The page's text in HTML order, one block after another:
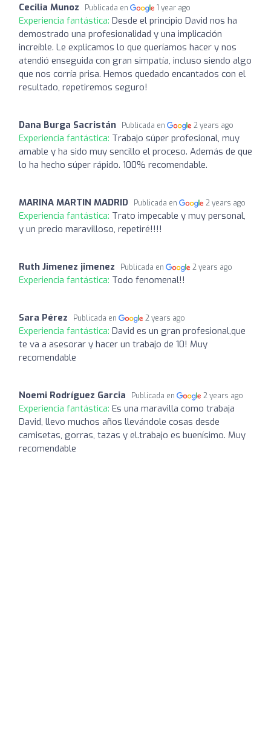
Cecilia Munoz Publicada en 1 year ago
Experiencia fantástica: Desde el principio David nos ha
demostrado una profesionalidad y una implicación
increíble. Le explicamos lo que queríamos hacer y nos
atendió enseguida con gran simpatía, incluso siendo algo
que nos corría prisa. Hemos quedado encantados con el
resultado, repetiremos seguro!
Dana Burga Sacristán Publicada en 2 years ago
Experiencia fantástica: Trabajo súper profesional, muy
amable y ha sido muy sencillo el proceso. Además de que
lo ha hecho súper rápido. 100% recomendable.
MARINA MARTIN MADRID Publicada en 2 years ago
Experiencia fantástica: Trato impecable y muy personal,
y un precio maravilloso, repetiré!!!!
Ruth Jimenez jimenez Publicada en 2 years ago
Experiencia fantástica: Todo fenomenal!!
Sara Pérez Publicada en 2 years ago
Experiencia fantástica: David es un gran profesional,que
te va a asesorar y hacer un trabajo de 10! Muy
recomendable
Noemi Rodríguez Garcia Publicada en 2 years ago
Experiencia fantástica: Es una maravilla como trabaja
David, llevo muchos años llevándole cosas desde
camisetas, gorras, tazas y el.trabajo es buenísimo. Muy
recomendable